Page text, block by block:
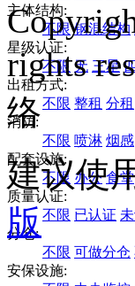
主体结构:
不限 钢混结构
星级认证:
不限 无 三星
出租方式:
不限 整租 分租
消防:
不限 喷淋 烟感
配套设施:
不限 办公 食堂
质量认证:
不限 已认证
分仓:
不限 可做分仓
安保设施:
rights
络
建议使
版